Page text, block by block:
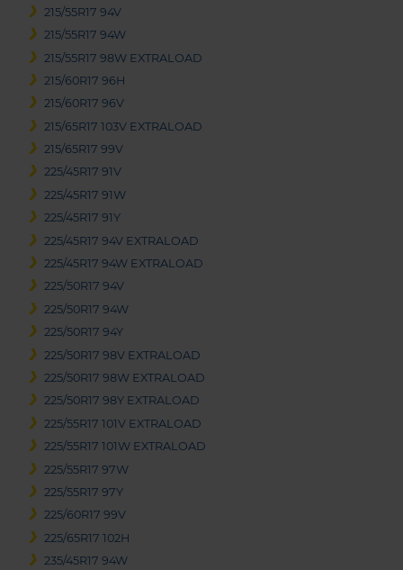
215/55R17 94V
215/55R17 94W
215/55R17 98W EXTRALOAD
215/60R17 96H
215/60R17 96V
215/65R17 103V EXTRALOAD
215/65R17 99V
225/45R17 91V
225/45R17 91W
225/45R17 91Y
225/45R17 94V EXTRALOAD
225/45R17 94W EXTRALOAD
225/50R17 94V
225/50R17 94W
225/50R17 94Y
225/50R17 98V EXTRALOAD
225/50R17 98W EXTRALOAD
225/50R17 98Y EXTRALOAD
225/55R17 101V EXTRALOAD
225/55R17 101W EXTRALOAD
225/55R17 97W
225/55R17 97Y
225/60R17 99V
225/65R17 102H
235/45R17 94W